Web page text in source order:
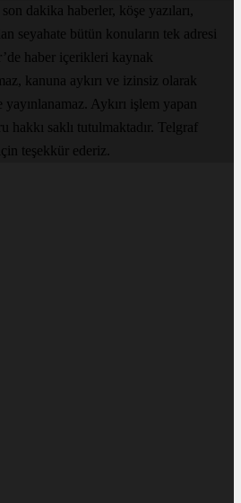
dakika haberler, köşe yazıları,
seyahate bütün konuların tek adresi
haber içerikleri kaynak
kanuna aykırı ve izinsiz olarak
Aykırı işlem yapan
hakkı saklı tutulmaktadır. Telgraf
teşekkür ederiz.